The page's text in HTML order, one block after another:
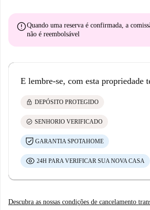
errorQuando uma reserva é confirmada, a
não é reembolsável
E lembre-se, com esta propriedade
lock DEPÓSITO PROTEGIDO
check_circle SENHORIO VERIFICADO
GARANTIA SPOTAHOME
24H PARA VERIFICAR SUA NOVA CASA
Descubra as nossas condições de cancelamento